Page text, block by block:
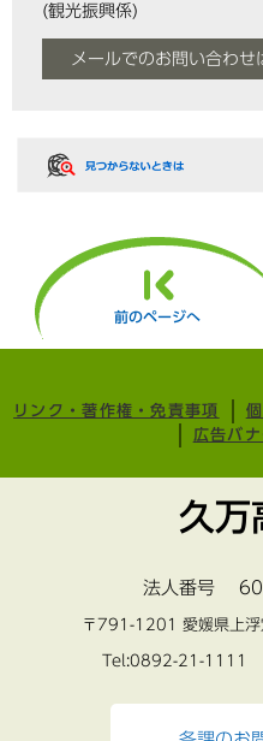
(観光振興係)
メールでのお問い合わせ
前のページへ
リンク・著作権・免責事項
広告バ
久万
法人番号
〒791-1201 愛媛県上
Tel:0892-21-1111